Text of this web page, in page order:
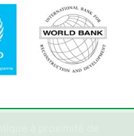
à proximité de